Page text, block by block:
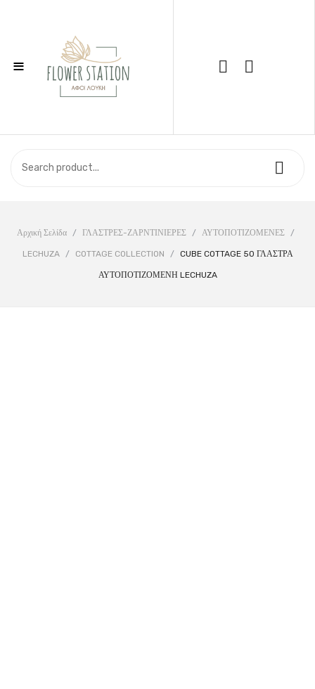
≡
ΕΠΙΚΟΙΝΩΝΊΑ
Αρχική Σελίδα / ΓΛΑΣΤΡΕΣ-ΖΑΡΝΤΙΝΙΕΡΕΣ / ΑΥΤΟΠΟΤΙΖΟΜΕΝΕΣ /
LECHUZA / COTTAGE COLLECTION / CUBE COTTAGE 50 ΓΛΑΣΤΡΑ
ΑΥΤΟΠΟΤΙΖΟΜΕΝΗ LECHUZA